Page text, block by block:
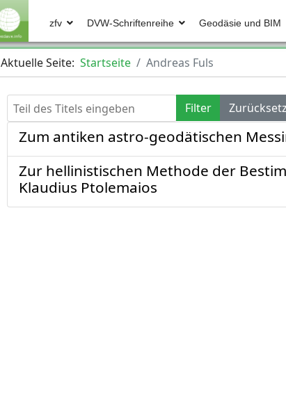
zfv DVW-Schriftenreihe Geodäsie und BIM
Aktuelle Seite: Startseite Andreas Fuls
Teil des Titels eingeben Filter
Zum antiken astro-geodätischen
Zur hellinistischen Methode der
Klaudius Ptolemaios